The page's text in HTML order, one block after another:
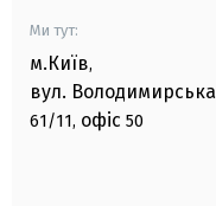
Ми тут:
м.Київ,
вул. Володимирська
61/11, офіс 50